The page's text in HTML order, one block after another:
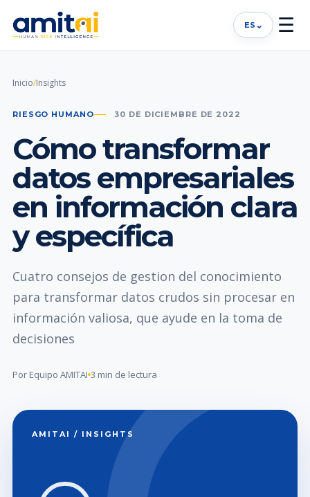
ES ⌄ ☰
Inicio/Insights
RIESGO HUMANO 30 DE DICIEMBRE DE 2022
Cómo transformar
datos empresariales
en información clara
y específica
Cuatro consejos de gestion del conocimiento
para transformar datos crudos sin procesar en
información valiosa, que ayude en la toma de
decisiones
Por Equipo AMITAI 3 min de lectura
AMITAI / INSIGHTS